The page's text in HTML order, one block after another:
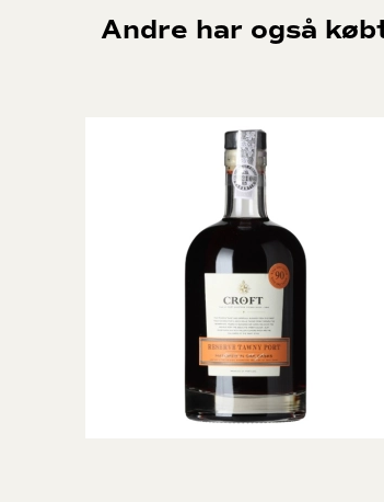
der senere hen ville lægge navn til firmaet, blev
drevet videre af Yeatman familien. En af John Fladgates
David Guimarens, som selvfølgelig er en
af Vargellas marken og opfindelsen af den første
kom sig helt. I 1970’erne fik Taylor’s dog vind i
til Taylor’s og i 1970 opfandt de den populære
de deres nyeste vingård, som hedder Quinta do Junco.
beslutninger i marken, i kælderen og i forretningen.
Deres vine er kendt for at kunne lagre i mange, mange
præmieret med 100 point, af den berømte
Andre har også